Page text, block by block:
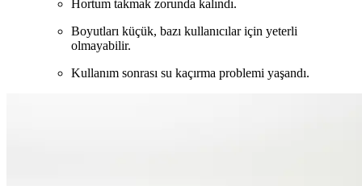
Hortum takmak zorunda kalındı.
Boyutları küçük, bazı kullanıcılar için yeterli
olmayabilir.
Kullanım sonrası su kaçırma problemi yaşandı.